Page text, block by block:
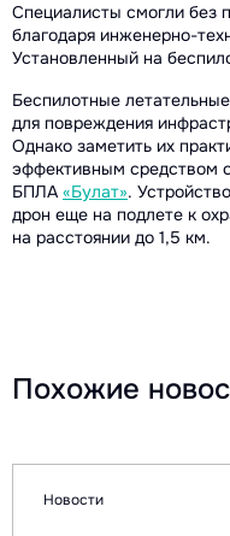
Специалисты смогли без
благодаря инженерно-
Установленный на
Беспилотные
для повреждения
Однако заметить их
эффективным средством
БПЛА «Булат».
дрон еще на подлете к
на расстоянии до 1,5 км.
Похожие
Новости